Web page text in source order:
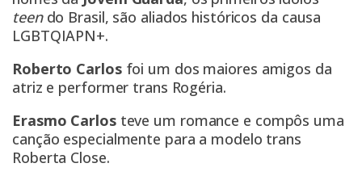
teen do Brasil, são aliados históricos da causa
LGBTQIAPN+.
Roberto Carlosfoi um dos maiores amigos da
atriz e performer trans Rogéria.
Erasmo Carlos teve um romance e compôs uma
canção especialmente para a modelo trans
Roberta Close.